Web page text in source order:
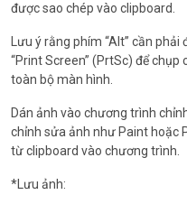
được sao chép vào clipboard.
Lưu ý rằng phím “Alt” cần
“Print Screen” (PrtSc) để
toàn bộ màn hình.
Dán ảnh vào chương trình
chỉnh sửa ảnh như Paint hoặc
từ clipboard vào chương trình.
*Lưu ảnh: